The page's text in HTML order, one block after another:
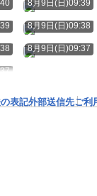
8月9日(日)09:39
8月9日(日)09:38
8月9日(日)09:37
表記外部送信先ご利